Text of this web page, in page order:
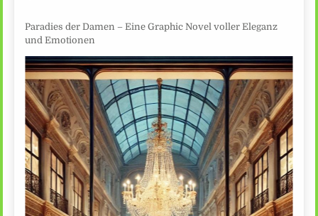
Paradies der Damen – Eine Graphic Novel voller Eleganz
und Emotionen